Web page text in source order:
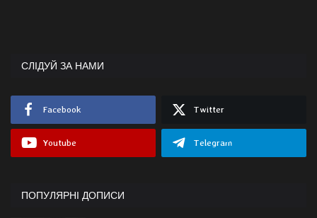
СЛІДУЙ ЗА НАМИ
Facebook Twitter
Youtube Telegram
ПОПУЛЯРНІ ДОПИСИ